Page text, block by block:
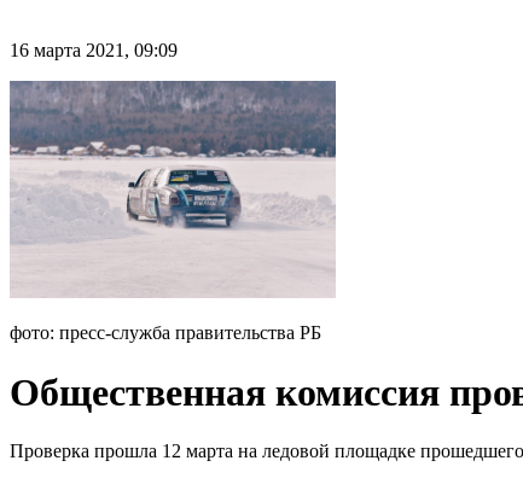
16 марта 2021, 09:09
фото: пресс-служба правительства РБ
Общественная комиссия
Проверка прошла 12 марта на ледовой площадке